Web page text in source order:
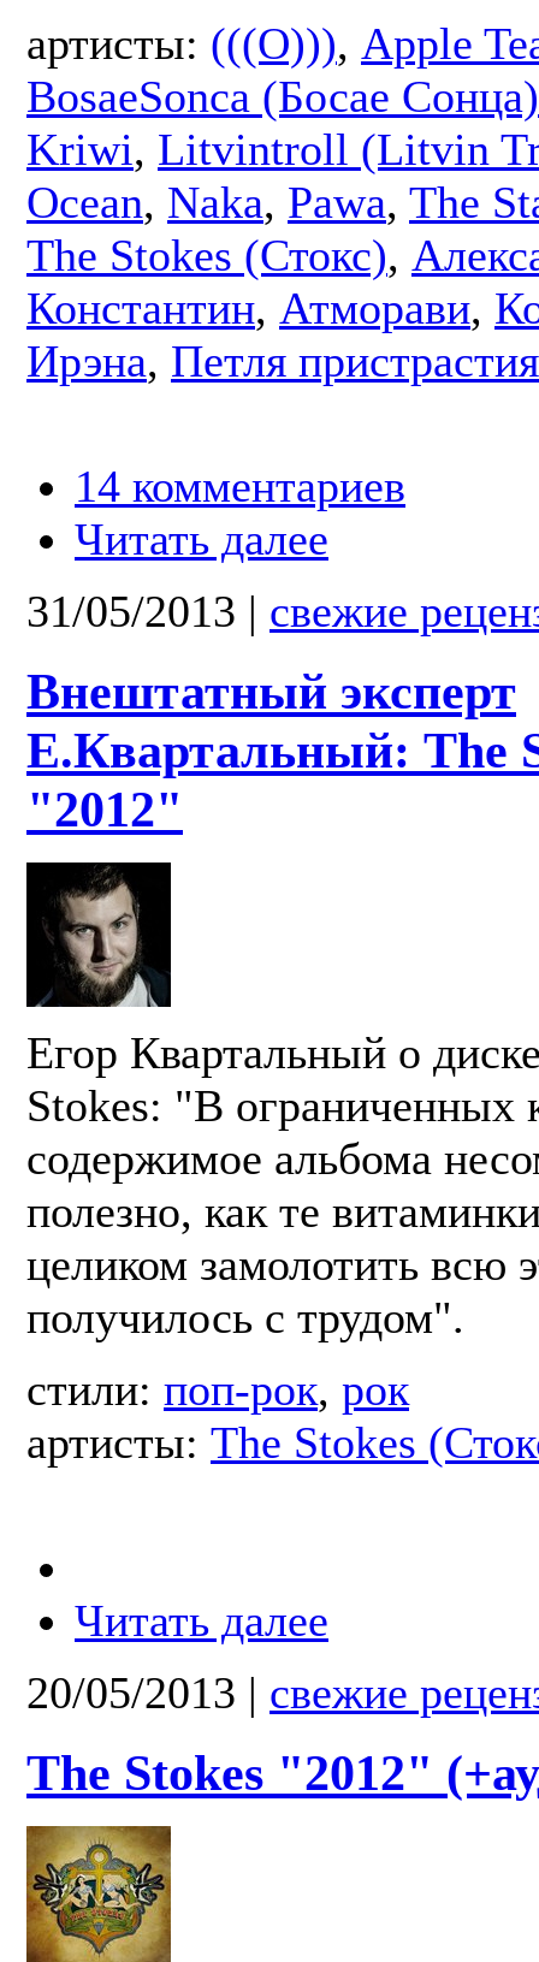
артисты: (((O))), Apple
BosaeSonca (Босае Сонца)
Kriwi, Litvintroll (Litvin
Ocean, Naka, Pawa, The
The Stokes (Стокс),
Константин, Атморави,
Ирэна, Петля пристрастия
14 комментариев
Читать далее
31/05/2013 | свежие
Внештатный эксперт
Е.Квартальный: The
"2012"
Егор Квартальный о
Stokes: "В ограниченных
содержимое альбома
полезно, как те
целиком замолотить всю
получилось с трудом".
стили: поп-рок, рок
артисты: The Stokes
Читать далее
20/05/2013 | свежие
The Stokes "2012"